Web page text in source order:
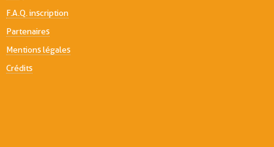
F.A.Q. inscription
Partenaires
Mentions légales
Crédits